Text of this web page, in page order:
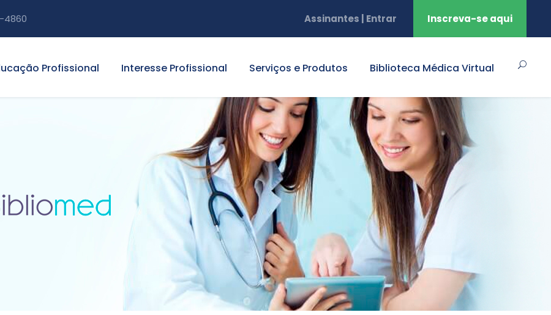
4860 Assinantes | Entrar Inscreva-se aqui
Profissional Interesse Profissional Serviços e Produtos Biblioteca Médica Virtual